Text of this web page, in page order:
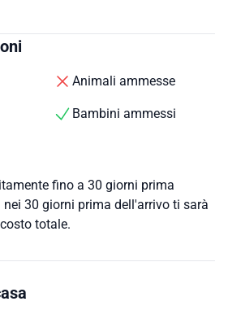
Animali ammesse
Bambini ammessi
fino a 30 giorni prima
30 giorni prima dell'arrivo ti sarà
totale.